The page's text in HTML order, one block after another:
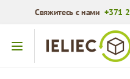
Свяжитесь с нами+371
Перейти к содержимому